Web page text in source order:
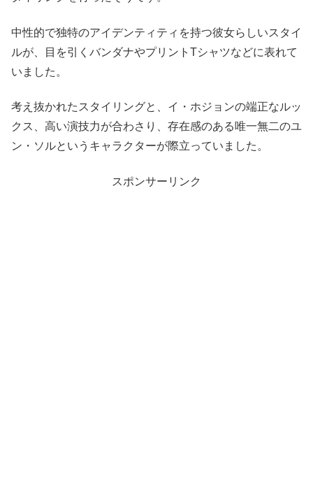
中性的で独特のアイデンティティを持つ彼女らしいスタイ
ルが、目を引くバンダナやプリントTシャツなどに表れて
いました。
考え抜かれたスタイリングと、イ・ホジョンの端正なルッ
クス、高い演技力が合わさり、存在感のある唯一無二のユ
ン・ソルというキャラクターが際立っていました。
スポンサーリンク